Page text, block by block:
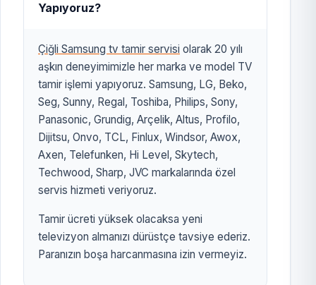
Yapıyoruz?
Çiğli Samsung tv tamir servisi olarak 20 yılı
aşkın deneyimimizle her marka ve model TV
tamir işlemi yapıyoruz. Samsung, LG, Beko,
Seg, Sunny, Regal, Toshiba, Philips, Sony,
Panasonic, Grundig, Arçelik, Altus, Profilo,
Dijitsu, Onvo, TCL, Finlux, Windsor, Awox,
Axen, Telefunken, Hi Level, Skytech,
Techwood, Sharp, JVC markalarında özel
servis hizmeti veriyoruz.
Tamir ücreti yüksek olacaksa yeni
televizyon almanızı dürüstçe tavsiye ederiz.
Paranızın boşa harcanmasına izin vermeyiz.